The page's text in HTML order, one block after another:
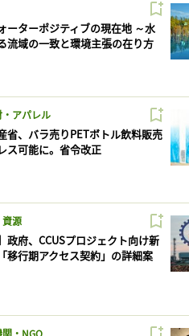
ーターポジティブの現在地 ～水
流域の一致と環境主張の在り方
アパレル
省、バラ売りPETボトル飲料販売
ス可能に。省令改正
源
政府、CCUSプロジェクト向け新
移行期アクセス契約」の詳細案
・NGO